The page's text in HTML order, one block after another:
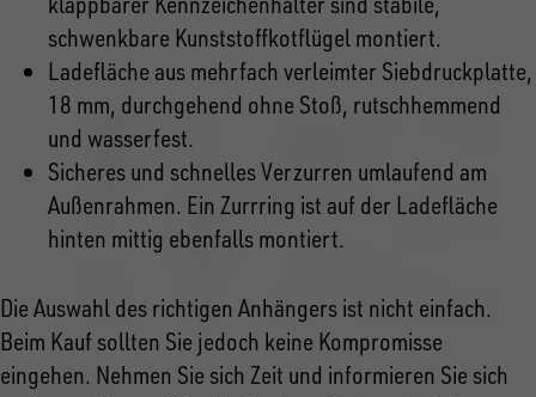
schwenkbare Kunststoffkotflügel montiert.
Ladefläche aus mehrfach verleimter Siebdruckplatte,
18 mm, durchgehend ohne Stoß, rutschhemmend
und wasserfest.
Sicheres und schnelles Verzurren umlaufend am
Außenrahmen. Ein Zurrring ist auf der Ladefläche
hinten mittig ebenfalls montiert.
Die Auswahl des richtigen Anhängers ist nicht einfach.
Beim Kauf sollten Sie jedoch keine Kompromisse
eingehen. Nehmen Sie sich Zeit und informieren Sie sich